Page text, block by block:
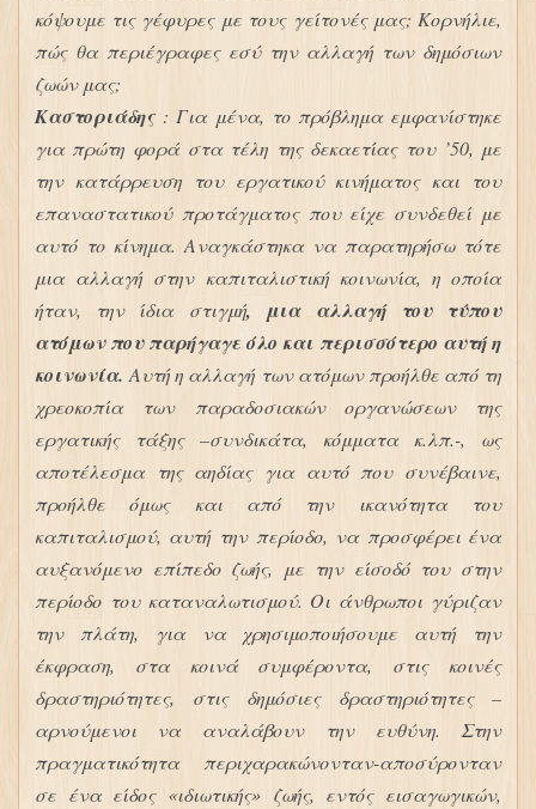
κόψουμε τις γέφυρες με τους γείτονές μας; Κορνήλιε,
πώς θα περιέγραφες εσύ την αλλαγή των δημόσιων
ζωών μας;
Καστοριάδης: Για μένα, το πρόβλημα εμφανίστηκε
για πρώτη φορά στα τέλη της δεκαετίας του ’50, με
την κατάρρευση του εργατικού κινήματος και του
επαναστατικού προτάγματος που είχε συνδεθεί με
αυτό το κίνημα. Αναγκάστηκα να παρατηρήσω τότε
μια αλλαγή στην καπιταλιστική κοινωνία, η οποία
ήταν, την ίδια στιγμή, μια αλλαγή του τύπου
ατόμων που παρήγαγε όλο και περισσότερο αυτή η
κοινωνία. Αυτή η αλλαγή των ατόμων προήλθε από τη
χρεοκοπία των παραδοσιακών οργανώσεων της
εργατικής τάξης –συνδικάτα, κόμματα κ.λπ.-, ως
αποτέλεσμα της αηδίας για αυτό που συνέβαινε,
προήλθε όμως και από την ικανότητα του
καπιταλισμού, αυτή την περίοδο, να προσφέρει ένα
αυξανόμενο επίπεδο ζωής, με την είσοδό του στην
περίοδο του καταναλωτισμού. Οι άνθρωποι γύριζαν
την πλάτη, για να χρησιμοποιήσουμε αυτή την
έκφραση, στα κοινά συμφέροντα, στις κοινές
δραστηριότητες, στις δημόσιες δραστηριότητες –
αρνούμενοι να αναλάβουν την ευθύνη. Στην
πραγματικότητα περιχαρακώνονταν-αποσύρονταν
σε ένα είδος «ιδιωτικής» ζωής, εντός εισαγωγικών,